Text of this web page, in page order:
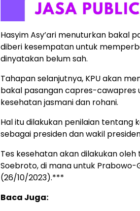
Hasyim Asy’ari menuturkan bakal
diberi kesempatan untuk
dinyatakan belum sah.
Tahapan selanjutnya, KPU akan
bakal pasangan capres-cawapres
kesehatan jasmani dan rohani.
Hal itu dilakukan penilaian tentang
sebagai presiden dan wakil
Tes kesehatan akan dilakukan oleh
Soebroto, di mana untuk
(26/10/2023).***
Baca Juga: